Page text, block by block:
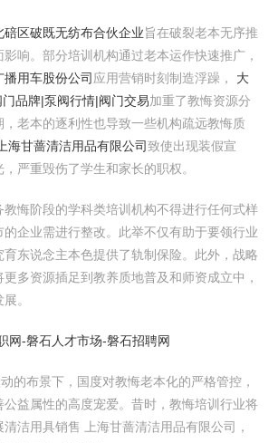
碚区破既无纺布合伙企业旨在破裂老本无序推
响。部分培训机构通过老本运作快速推广，
用车股份公司 应用营销时刻制造浮躁， 大
品牌|泵阀行情|阀门交易加重了教悔资源分
老本的逐利性也导致一些机构疏远教悔质
海甘蔷清洁用品有限公司致使出现装假宣
严重毁伤了学生和家长的职权。
悔阶段的学科类培训机构不得进行任何式样
的企业需进行整改。此举不仅有助于要领行业
育东说念主本色提供了轨制保险。此外，战略
多资源插足到教养质地普及和师资成立中，
。
网-磐石人才市场-磐石招聘网
的布景下，国度对教悔老本化的严格管控，
益属性的高度宠爱。昔时，教悔培训行业将
洁用具销售 上海甘蔷清洁用品有限公司，